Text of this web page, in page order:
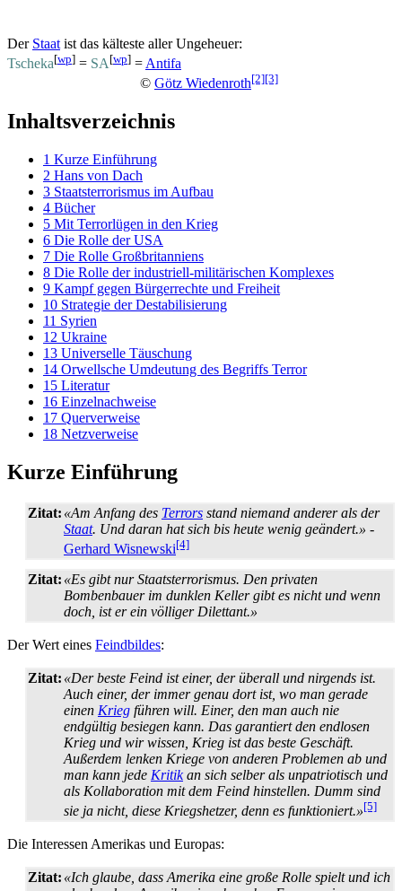
Der Staat ist das kälteste aller Ungeheuer:
Tscheka[wp] = SA [wp] = Antifa
© Götz Wiedenroth[2][3]
Inhaltsverzeichnis
1 Kurze Einführung
2 Hans von Dach
3 Staatsterrorismus im Aufbau
4 Bücher
5 Mit Terrorlügen in den Krieg
6 Die Rolle der USA
7 Die Rolle Großbritanniens
8 Die Rolle der industriell-militärischen Komplexes
9 Kampf gegen Bürgerrechte und Freiheit
10 Strategie der Destabilisierung
11 Syrien
12 Ukraine
13 Universelle Täuschung
14 Orwellsche Umdeutung des Begriffs Terror
15 Literatur
16 Einzelnachweise
17 Querverweise
18 Netzverweise
Kurze Einführung
Zitat: «Am Anfang des Terrors stand niemand anderer als der
Staat. Und daran hat sich bis heute wenig geändert.» -
Gerhard Wisnewski[4]
Zitat: «Es gibt nur Staatsterrorismus. Den privaten
Bombenbauer im dunklen Keller gibt es nicht und wenn
doch, ist er ein völliger Dilettant.»
Der Wert eines Feindbildes:
Zitat: «Der beste Feind ist einer, der überall und nirgends ist.
Auch einer, der immer genau dort ist, wo man gerade
einen Krieg führen will. Einer, den man auch nie
endgültig besiegen kann. Das garantiert den endlosen
Krieg und wir wissen, Krieg ist das beste Geschäft.
Außerdem lenken Kriege von anderen Problemen ab und
man kann jede Kritikan sich selber als unpatriotisch und
als Kollaboration mit dem Feind hinstellen. Dumm sind
sie ja nicht, diese Kriegshetzer, denn es funktioniert.»[5]
Die Interessen Amerikas und Europas:
Zitat: «Ich glaube, dass Amerika eine große Rolle spielt und ich